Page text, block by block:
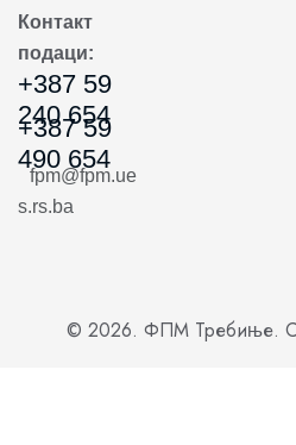
Контакт
подаци:
+387 59
240 654
+387 59
490 654
fpm@fpm.ue
s.rs.ba
© 2026. ФПМ Требиње.